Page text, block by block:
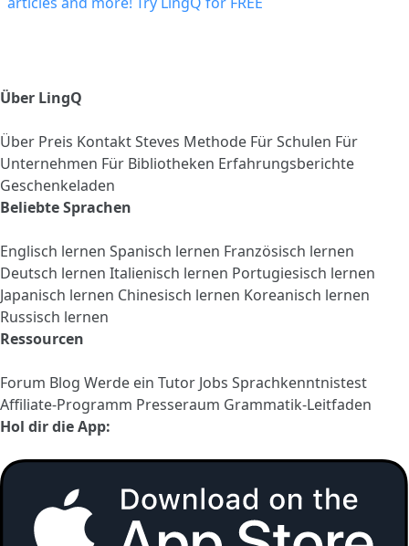
Über LingQ
Über Preis KontaktSteves Methode Für Schulen Für
Unternehmen Für Bibliotheken Erfahrungsberichte
Geschenkeladen
Beliebte Sprachen
Englisch lernen Spanisch lernen Französisch lernen
Deutsch lernen Italienisch lernen Portugiesisch lernen
Japanisch lernen Chinesisch lernen Koreanisch lernen
Russisch lernen
Ressourcen
Forum Blog Werde ein Tutor Jobs Sprachkenntnistest
Affiliate-Programm Presseraum Grammatik-Leitfaden
Hol dir die App: